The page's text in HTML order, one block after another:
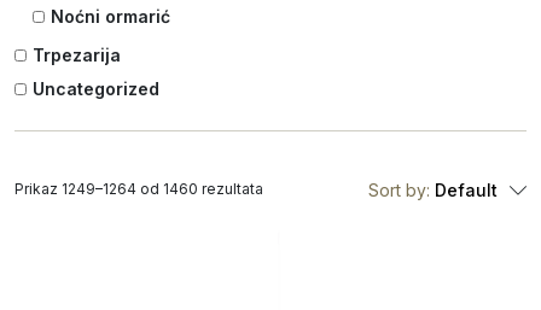
Noćni ormarić
Trpezarija
Uncategorized
Sort by: Default
Prikaz 1249–1264 od 1460 rezultata